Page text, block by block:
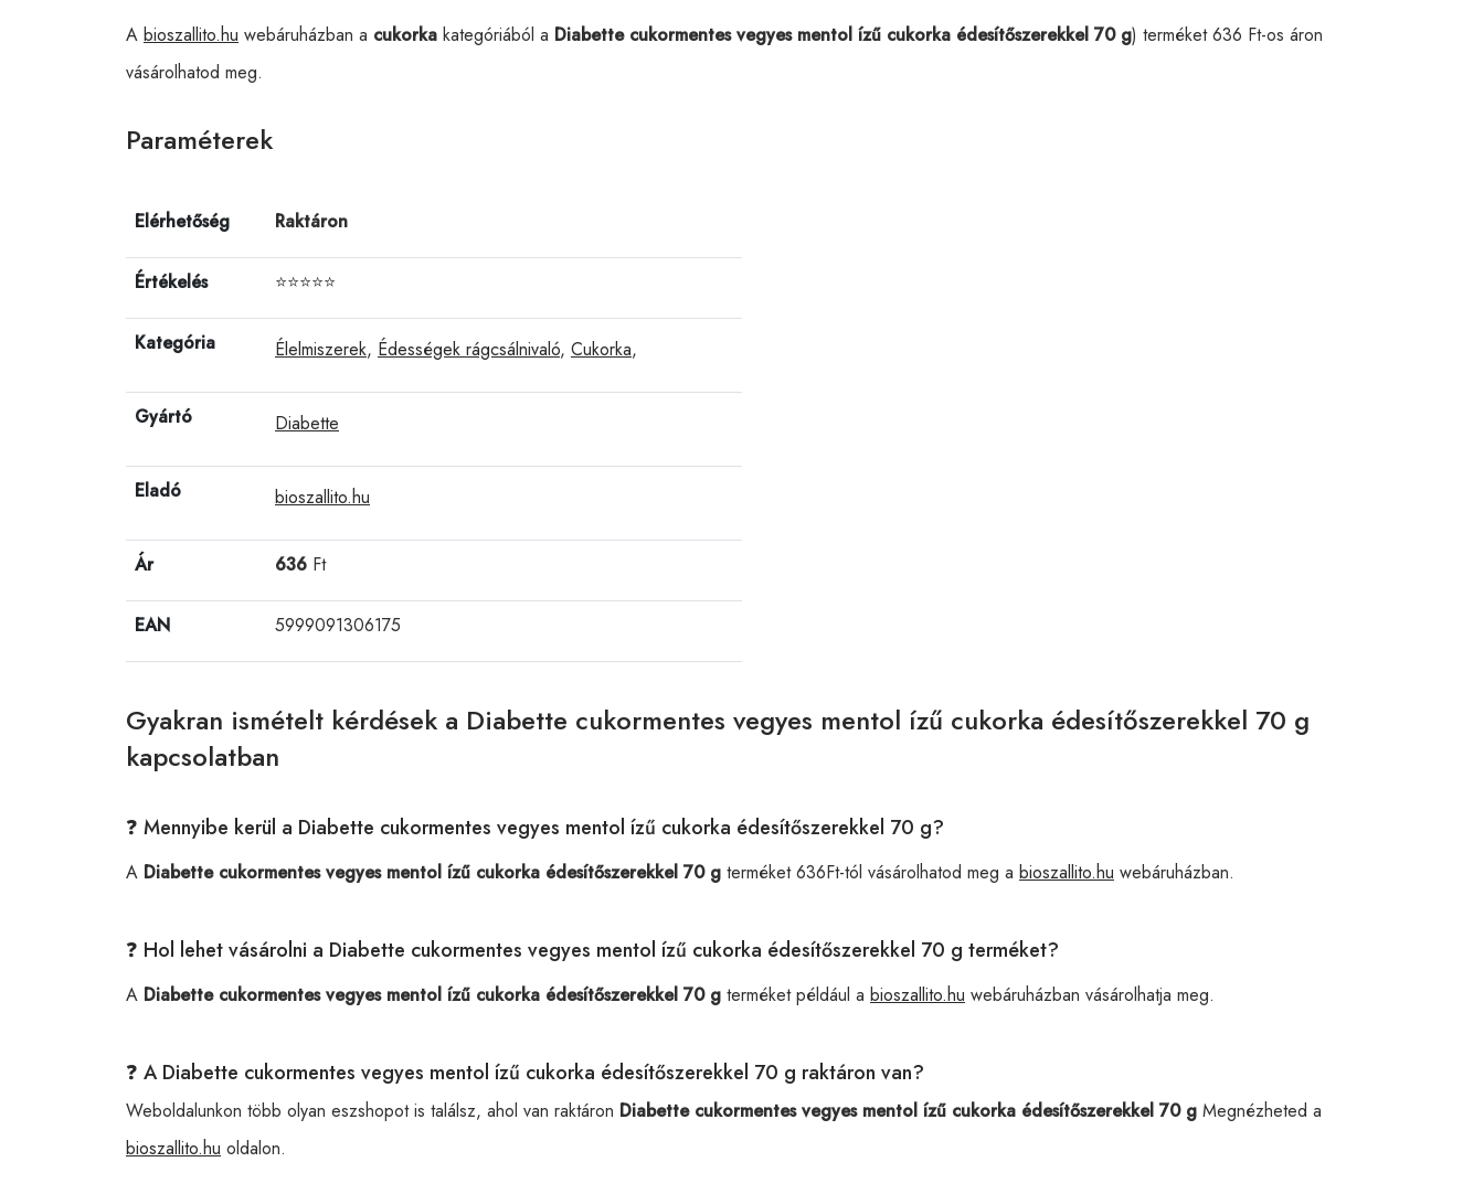
A bioszallito.hu webáruházban a cukorka kategóriából a Diabette cukormentes vegyes mentol ízű cukorka édesítőszerekkel 70 g) terméket 636 Ft-os áron
vásárolhatod meg.
Paraméterek
Elérhetőség Raktáron
Értékelés ⭐⭐⭐⭐⭐
Kategória Élelmiszerek, Édességek rágcsálnivaló, Cukorka,
Gyártó Diabette
Eladó bioszallito.hu
Ár 636 Ft
EAN 5999091306175
Gyakran ismételt kérdések a Diabette cukormentes vegyes mentol ízű cukorka édesítőszerekkel 70 g
kapcsolatban
❓ Mennyibe kerül a Diabette cukormentes vegyes mentol ízű cukorka édesítőszerekkel 70 g?
A Diabette cukormentes vegyes mentol ízű cukorka édesítőszerekkel 70 g terméket 636Ft-tól vásárolhatod meg a bioszallito.hu webáruházban.
❓ Hol lehet vásárolni a Diabette cukormentes vegyes mentol ízű cukorka édesítőszerekkel 70 g terméket?
A Diabette cukormentes vegyes mentol ízű cukorka édesítőszerekkel 70 g terméket például a bioszallito.hu webáruházban vásárolhatja meg.
❓ A Diabette cukormentes vegyes mentol ízű cukorka édesítőszerekkel 70 g raktáron van?
Weboldalunkon több olyan eszshopot is találsz, ahol van raktáron Diabette cukormentes vegyes mentol ízű cukorka édesítőszerekkel 70 g Megnézheted a
bioszallito.hu oldalon.